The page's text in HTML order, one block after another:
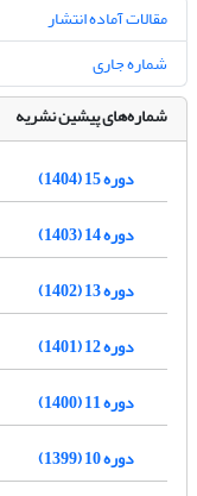
مقالات آماده انتشار
شماره جاری
شماره‌های پیشین نشریه
دوره 15 (1404)
دوره 14 (1403)
دوره 13 (1402)
دوره 12 (1401)
دوره 11 (1400)
دوره 10 (1399)